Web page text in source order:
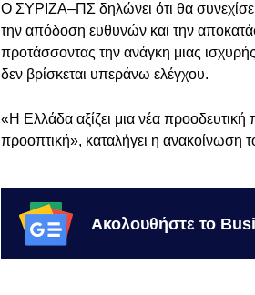
Ο ΣΥΡΙΖΑ–ΠΣ δηλώνει ότι θα
την απόδοση ευθυνών και την
προτάσσοντας την ανάγκη μιας
δεν βρίσκεται υπεράνω ελέγχου.
«Η Ελλάδα αξίζει μια νέα προοδευτική
προοπτική», καταλήγει η ανακοίνωση
Ακολουθήστε το